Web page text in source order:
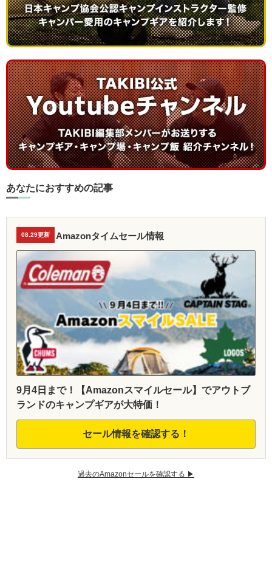
あなたにおすすめの記事
08.29更新 Amazonタイムセール情報
9月4日まで！【Amazonスマイルセール】でアウトブ
ランドのキャンプギアが大特価！
セール情報を確認する！
過去のAmazonセールを確認する ▶︎